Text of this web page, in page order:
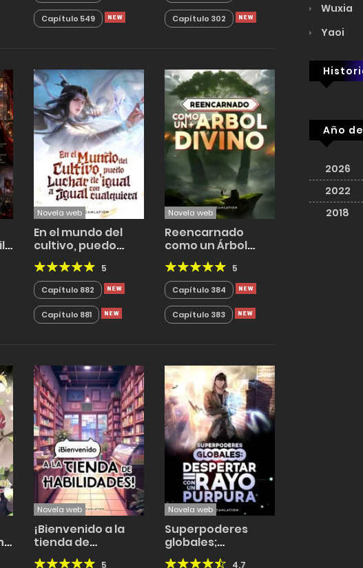
Capítulo 549 Capítulo 302
Novela web
En el mundo del
cultivo, puedo
luchar de igual a
igual con
cualquiera
5
Capítulo 882
Capítulo 881
Novela web
Reencarnado
como un Árbol
Divino
5
Capítulo 384
Capítulo 383
Novela web
¡Bienvenido a la
tienda de
habilidades!
5
Novela web
Superpoderes
globales;
Despertar con un
4.7
Wuxia
Yaoi
Año
2026
2022
2018